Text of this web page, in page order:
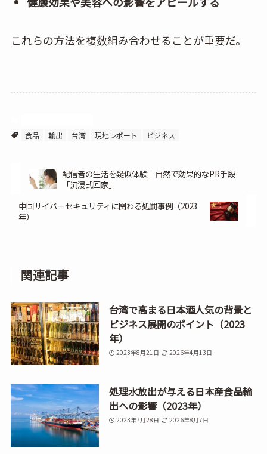
これらの方法を複数組み合わせることが重要だ。
食品
輸出 台湾 現地レポート ビジネス
配信者の生活を疑似体験｜自然で効果的なPR手段
「沉浸式回家」
中国サイバーセキュリティに関わる処罰事例（2023
年）
関連記事
台湾で高まる日本酒人気の背景と
ビジネス展開のポイント（2023
年）
2023年8月21日 2026年4月13日
処理水放出が与える日本産食品輸
出への影響（2023年）
2023年7月28日 2026年8月7日